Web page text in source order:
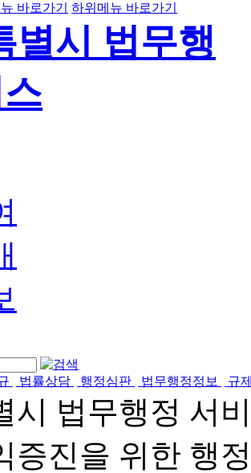
바로가기 하위메뉴 바로가기
법률상담 행정심판 법무행정정보 규
시 법무행정 서
증진을 위한 행